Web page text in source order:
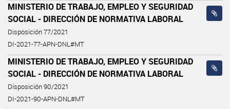
MINISTERIO DE TRABAJO, EMPLEO Y SEGURIDAD
SOCIAL - DIRECCIÓN DE NORMATIVA LABORAL
Disposición 77/2021
DI-2021-77-APN-DNL#MT
MINISTERIO DE TRABAJO, EMPLEO Y SEGURIDAD
SOCIAL - DIRECCIÓN DE NORMATIVA LABORAL
Disposición 90/2021
DI-2021-90-APN-DNL#MT